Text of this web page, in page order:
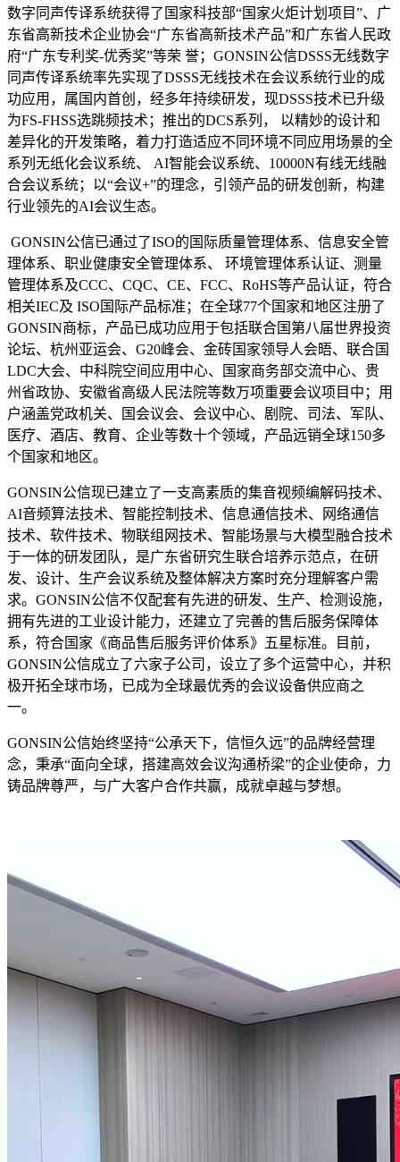
数字同声传译系统获得了国家科技部“国家火炬计划项目”、广
东省高新技术企业协会“广东省高新技术产品”和广东省人民政
府“广东专利奖-优秀奖”等荣 誉；GONSIN公信DSSS无线数字
同声传译系统率先实现了DSSS无线技术在会议系统行业的成
功应用，属国内首创，经多年持续研发，现DSSS技术已升级
为FS-FHSS选跳频技术；推出的DCS系列， 以精妙的设计和
差异化的开发策略，着力打造适应不同环境不同应用场景的全
系列无纸化会议系统、 AI智能会议系统、10000N有线无线融
合会议系统；以“会议+”的理念，引领产品的研发创新，构建
行业领先的AI会议生态。
GONSIN公信已通过了ISO的国际质量管理体系、信息安全管
理体系、职业健康安全管理体系、 环境管理体系认证、测量
管理体系及CCC、CQC、CE、FCC、RoHS等产品认证，符合
相关IEC及 ISO国际产品标准；在全球77个国家和地区注册了
GONSIN商标，产品已成功应用于包括联合国第八届世界投资
论坛、杭州亚运会、G20峰会、金砖国家领导人会晤、联合国
LDC大会、中科院空间应用中心、国家商务部交流中心、贵
州省政协、安徽省高级人民法院等数万项重要会议项目中；用
户涵盖党政机关、国会议会、会议中心、剧院、司法、军队、
医疗、酒店、教育、企业等数十个领域，产品远销全球150多
个国家和地区。
GONSIN公信现已建立了一支高素质的集音视频编解码技术、
AI音频算法技术、智能控制技术、信息通信技术、网络通信
技术、软件技术、物联组网技术、智能场景与大模型融合技术
于一体的研发团队，是广东省研究生联合培养示范点，在研
发、设计、生产会议系统及整体解决方案时充分理解客户需
求。GONSIN公信不仅配套有先进的研发、生产、检测设施，
拥有先进的工业设计能力，还建立了完善的售后服务保障体
系，符合国家《商品售后服务评价体系》五星标准。目前，
GONSIN公信成立了六家子公司，设立了多个运营中心，并积
极开拓全球市场，已成为全球最优秀的会议设备供应商之
一。
GONSIN公信始终坚持“公承天下，信恒久远”的品牌经营理
念，秉承“面向全球，搭建高效会议沟通桥梁”的企业使命，力
铸品牌尊严，与广大客户合作共赢，成就卓越与梦想。